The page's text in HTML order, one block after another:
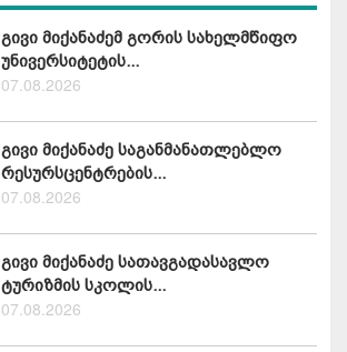
გივი მიქანაძემ გორის სახელმწიფო
უნივერსიტეტის...
07.08.2026
გივი მიქანაძე საგანმანათლებლო
რესურსცენტრების...
07.08.2026
გივი მიქანაძე სათავგადასავლო
ტურიზმის სკოლის...
07.08.2026